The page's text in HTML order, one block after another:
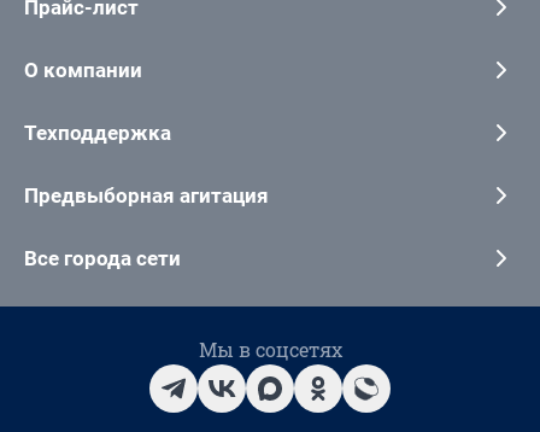
Прайс-лист
О компании
Техподдержка
Предвыборная агитация
Все города сети
Мы в соцсетях